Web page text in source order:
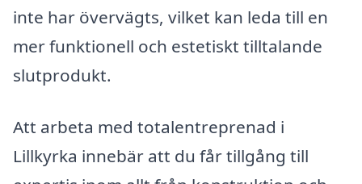
inte har övervägts, vilket kan leda till en
mer funktionell och estetiskt tilltalande
slutprodukt.
Att arbeta med totalentreprenad i
Lillkyrka innebär att du får tillgång till